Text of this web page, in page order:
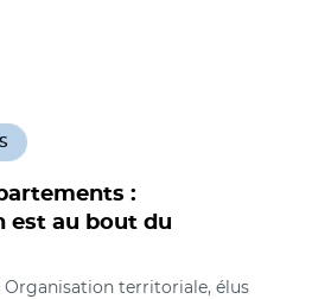
:
est au bout du
Organisation territoriale, élus